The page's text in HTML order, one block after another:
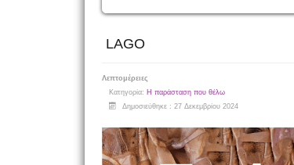
LAGO
Λεπτομέρειες
Κατηγορία: Η παράσταση που θέλω
Δημοσιεύθηκε : 27 Δεκεμβρίου 2024